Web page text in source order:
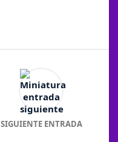
SIGUIENTE ENTRADA